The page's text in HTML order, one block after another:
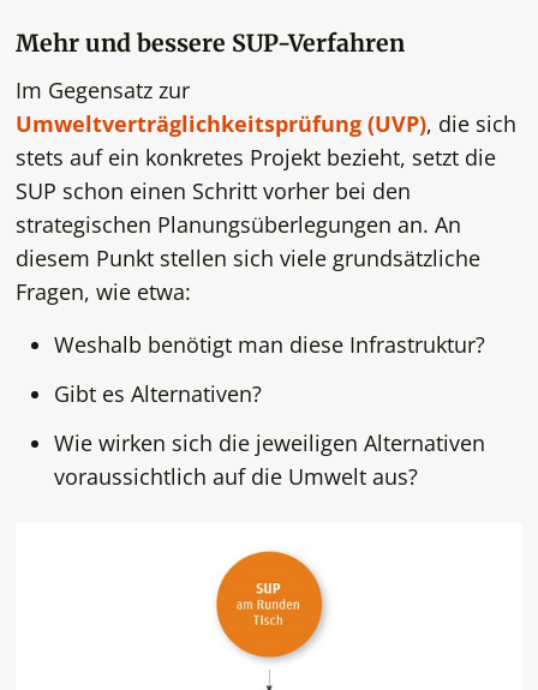
Mehr und bessere SUP-Verfahren
Im Gegensatz zur
Umweltverträglichkeitsprüfung (UVP), die sich
stets auf ein konkretes Projekt bezieht, setzt die
SUP schon einen Schritt vorher bei den
strategischen Planungsüberlegungen an. An
diesem Punkt stellen sich viele grundsätzliche
Fragen, wie etwa:
Weshalb benötigt man diese Infrastruktur?
Gibt es Alternativen?
Wie wirken sich die jeweiligen Alternativen
voraussichtlich auf die Umwelt aus?